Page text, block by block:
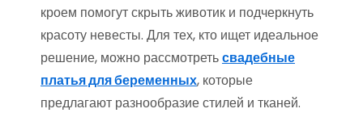
кроем помогут скрыть животик и подчеркнуть
красоту невесты. Для тех, кто ищет идеальное
решение, можно рассмотретьсвадебные
платья для беременных, которые
предлагают разнообразие стилей и тканей.